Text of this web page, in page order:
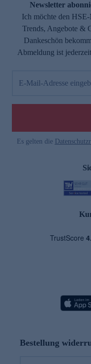
Newsletter
Ich möchte den
Trends, Angebote &
Dankeschön
Abmeldung ist
E-Mail-Adresse
Es gelten die
Bestellung